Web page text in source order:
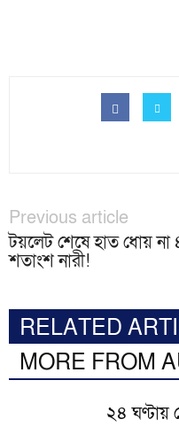
Previous article
টয়লেট শেষে হাত ধোয় না
শতাংশ নারী!
RELATED
MORE FROM
২৪ ঘণ্টায়